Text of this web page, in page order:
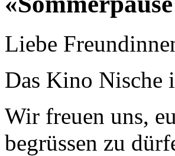
Liebe
Das Kino Nische
Wir freuen uns,
begrüssen zu